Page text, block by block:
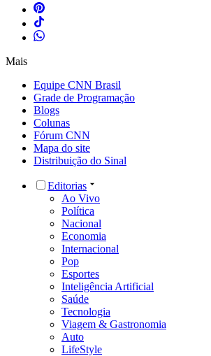
Mais
Equipe CNN Brasil
Grade de Programação
Blogs
Colunas
Fórum CNN
Mapa do site
Distribuição do Sinal
Editorias
Ao Vivo
Política
Nacional
Economia
Internacional
Pop
Esportes
Inteligência Artificial
Saúde
Tecnologia
Viagem & Gastronomia
Auto
LifeStyle